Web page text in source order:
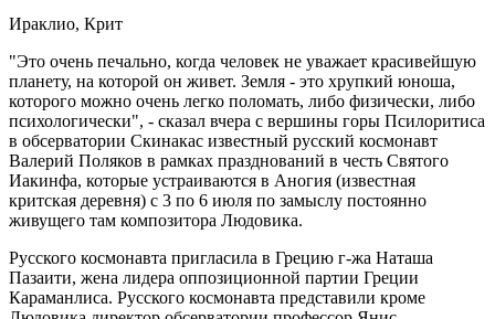
Ираклио, Крит
"Это очень печально, когда человек не уважает красивейшую
планету, на которой он живет. Земля - это хрупкий юноша,
которого можно очень легко поломать, либо физически, либо
психологически", - сказал вчера с вершины горы Псилоритиса
в обсерватории Скинакас известный русский космонавт
Валерий Поляков в рамках празднований в честь Святого
Иакинфа, которые устраиваются в Аногия (известная
критская деревня) с 3 по 6 июля по замыслу постоянно
живущего там композитора Людовика.
Русского космонавта пригласила в Грецию г-жа Наташа
Пазаити, жена лидера оппозиционной партии Греции
Караманлиса. Русского космонавта представили кроме